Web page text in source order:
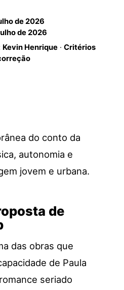
de 2026
de 2026
Kevin Henrique· Critérios
do conto da
autonomia e
jovem e urbana.
de
das obras que
de Paula
seriado